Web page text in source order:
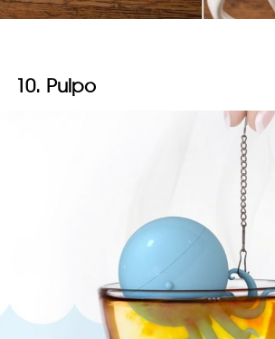
10. Pulpo